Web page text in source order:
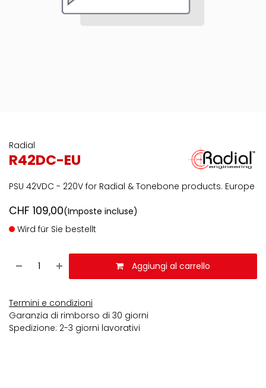
Radial
R42DC-EU
PSU 42VDC - 220V for Radial & Tonebone products. Europe
CHF 109,00(Imposte incluse)
Wird für Sie bestellt
Aggiungi al carrello
Termini e condizioni
Garanzia di rimborso di 30 giorni
Spedizione: 2-3 giorni lavorativi